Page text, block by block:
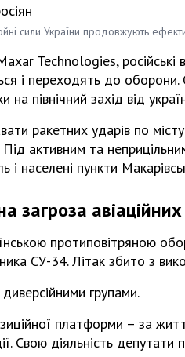
сили України продовжують
Technologies, російські
і переходять до
на північний захід від
ракетних ударів по
Під активним та
населені пункти
загроза
протиповітряною
СУ-34. Літак збито з
групами.
платформи – за
Свою діяльність депутати